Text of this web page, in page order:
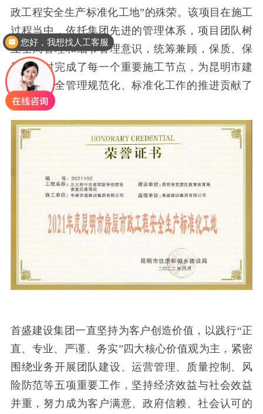
政工程安全生产标准化工地”的殊荣。该项目在施工
过程当中，依托集团先进的管理体系，项目团队树
立全局管理和细节管理意识，统筹兼顾，保质、保
量、按时完成了每一个重要施工节点，为昆明市建
筑施工安全管理规范化、标准化工作的推进贡献了
力量。
首盛建设集团一直坚持为客户创造价值，以践行“正
直、专业、严谨、务实”四大核心价值观为主，紧密
围绕业务开展团队建设、运营管理、质量控制、风
险防范等五项重要工作，坚持经济效益与社会效益
并重，努力成为客户满意、政府信赖、社会认可的
您好，我想找人工客服
客服电话是多少？